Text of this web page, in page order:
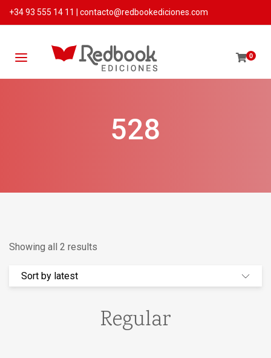
+34 93 555 14 11 contacto@redbookediciones.com
0
528
Showing all 2 results
Regular